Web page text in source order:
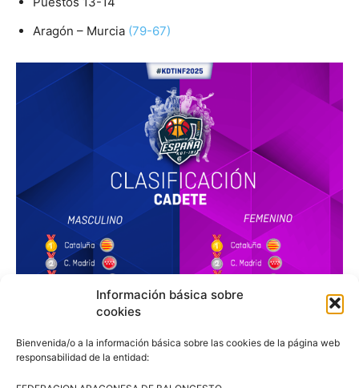
Información básica sobre
cookies
Bienvenida/o a la información básica sobre las cookies de la página web
responsabilidad de la entidad:
Aragón – Murcia (79-67)